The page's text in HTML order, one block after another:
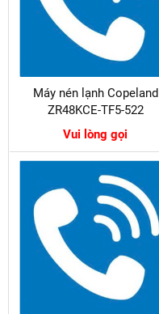
Máy nén lạnh Copeland
ZR48KCE-TF5-522
Vui lòng gọi